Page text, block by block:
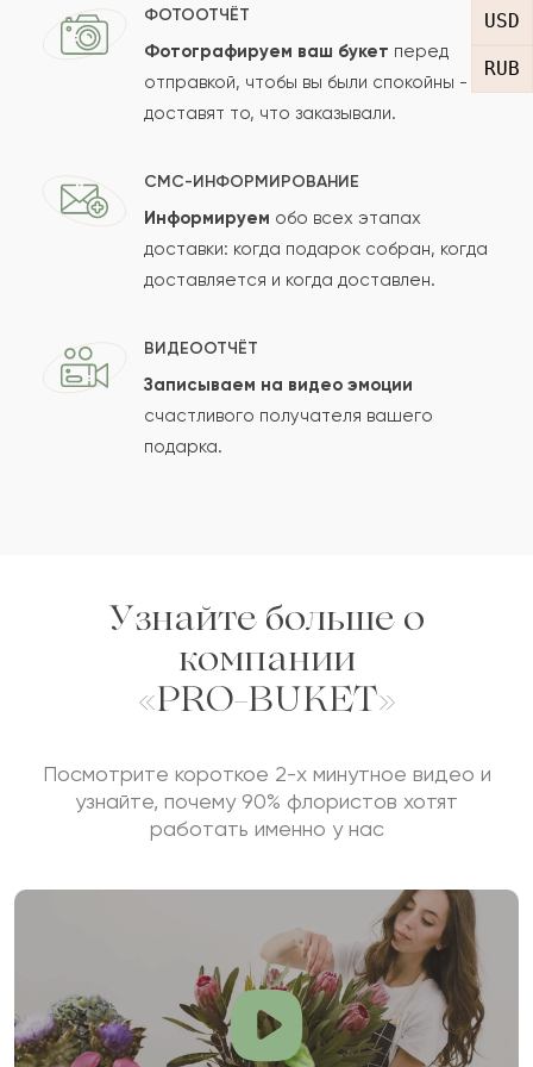
USD
RUB
А Арина
Купила и подарила подруге, цветы очень
красивые и хорошего качества
HU Hussam
Очень понравилось все это потрясающе! Я
всегда здесь покупаю цветы, и мне очень
Владимир
Оставить свой отзыв
Ваш e-mail
ФОТООТЧЁТ
Фотографируем ваш букет перед
отправкой, чтобы вы были спокойны -
доставят то, что заказывали.
СМС-ИНФОРМИРОВАНИЕ
Информируем обо всех этапах
доставки: когда подарок собран, когда
доставляется и когда доставлен.
ВИДЕООТЧЁТ
Записываем на видео эмоции
счастливого получателя вашего
подарка.
Узнайте больше о
компании
«PRO-BUKET»
Посмотрите короткое 2-х минутное видео и
узнайте, почему 90% флористов хотят
работать именно у нас